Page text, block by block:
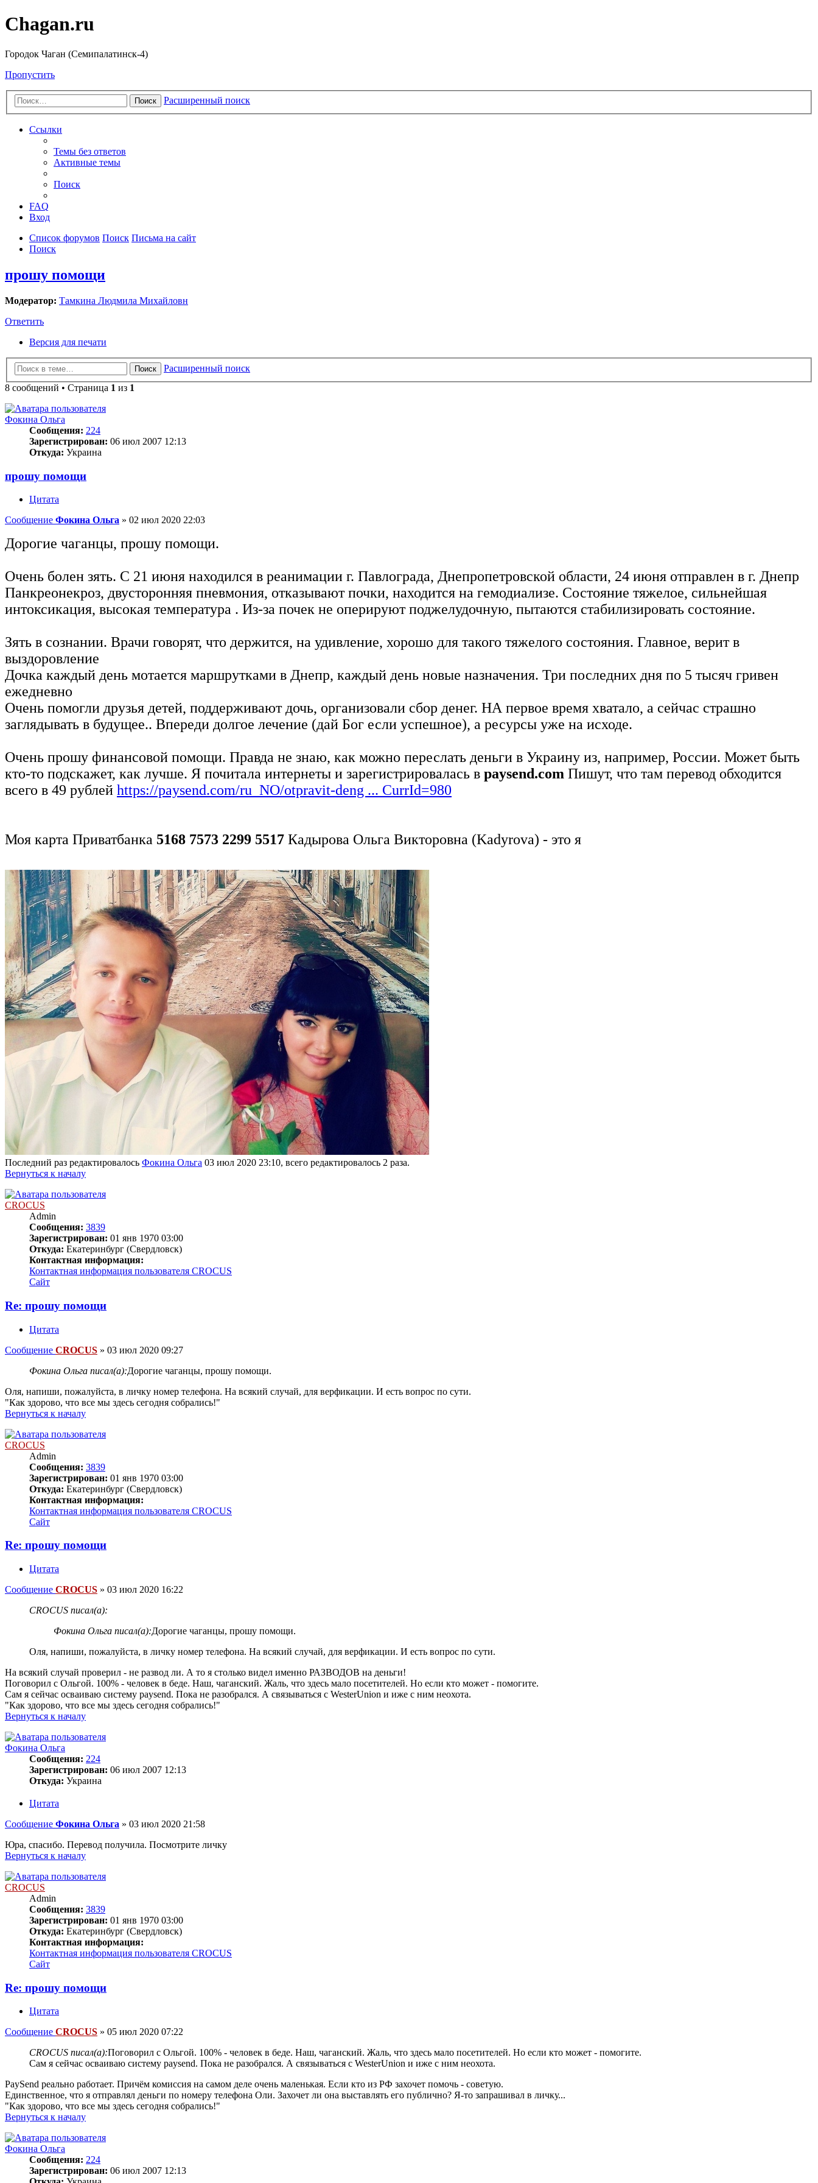
Chagan.ru
Городок Чаган (Семипалатинск-4)
Пропустить
Поиск Расширенный поиск
Ссылки
Темы без ответов
Активные темы
Поиск
FAQ
Вход
Список форумов Поиск Письма на сайт
Поиск
прошу помощи
Модератор: Тамкина Людмила Михайловн
Ответить
Версия для печати
Поиск
Расширенный поиск
8 сообщений • Страница 1 из 1
Фокина Ольга
Сообщения: 224
Зарегистрирован: 06 июл 2007 12:13
Откуда: Украина
прошу помощи
Цитата
Сообщение Фокина Ольга » 02 июл 2020 22:03
Дорогие чаганцы, прошу помощи.
Очень болен зять. С 21 июня находился в реанимации г. Павлограда, Днепропетровской области, 24 июня отправлен в г. Днепр
Панкреонекроз, двусторонняя пневмония, отказывают почки, находится на гемодиализе. Состояние тяжелое, сильнейшая
интоксикация, высокая температура . Из-за почек не оперируют поджелудочную, пытаются стабилизировать состояние.
Зять в сознании. Врачи говорят, что держится, на удивление, хорошо для такого тяжелого состояния. Главное, верит в
выздоровление
Дочка каждый день мотается маршрутками в Днепр, каждый день новые назначения. Три последних дня по 5 тысяч гривен
ежедневно
Очень помогли друзья детей, поддерживают дочь, организовали сбор денег. НА первое время хватало, а сейчас страшно
заглядывать в будущее.. Впереди долгое лечение (дай Бог если успешное), а ресурсы уже на исходе.
Очень прошу финансовой помощи. Правда не знаю, как можно переслать деньги в Украину из, например, России. Может быть
кто-то подскажет, как лучше. Я почитала интернеты и зарегистрировалась в paysend.com Пишут, что там перевод обходится
всего в 49 рублей https://paysend.com/ru_NO/otpravit-deng ... CurrId=980
Моя карта Приватбанка 5168 7573 2299 5517 Кадырова Ольга Викторовна (Kadyrova) - это я
Последний раз редактировалось Фокина Ольга 03 июл 2020 23:10, всего редактировалось 2 раза.
Вернуться к началу
CROCUS
Admin
Сообщения: 3839
Зарегистрирован: 01 янв 1970 03:00
Откуда: Екатеринбург (Свердловск)
Контактная информация:
Контактная информация пользователя CROCUS
Сайт
Re: прошу помощи
Цитата
Сообщение CROCUS » 03 июл 2020 09:27
Фокина Ольга писал(а):Дорогие чаганцы, прошу помощи.
Оля, напиши, пожалуйста, в личку номер телефона. На всякий случай, для верфикации. И есть вопрос по сути.
"Как здорово, что все мы здесь сегодня собрались!"
Вернуться к началу
CROCUS
Admin
Сообщения: 3839
Зарегистрирован: 01 янв 1970 03:00
Откуда: Екатеринбург (Свердловск)
Контактная информация:
Контактная информация пользователя CROCUS
Сайт
Re: прошу помощи
Цитата
Сообщение CROCUS » 03 июл 2020 16:22
CROCUS писал(а):
Фокина Ольга писал(а):Дорогие чаганцы, прошу помощи.
Оля, напиши, пожалуйста, в личку номер телефона. На всякий случай, для верфикации. И есть вопрос по сути.
На всякий случай проверил - не развод ли. А то я столько видел именно РАЗВОДОВ на деньги!
Поговорил с Ольгой. 100% - человек в беде. Наш, чаганский. Жаль, что здесь мало посетителей. Но если кто может - помогите.
Сам я сейчас осваиваю систему paysend. Пока не разобрался. А связываться с WesterUnion и иже с ним неохота.
"Как здорово, что все мы здесь сегодня собрались!"
Вернуться к началу
Фокина Ольга
Сообщения: 224
Зарегистрирован: 06 июл 2007 12:13
Откуда: Украина
Цитата
Сообщение Фокина Ольга » 03 июл 2020 21:58
Юра, спасибо. Перевод получила. Посмотрите личку
Вернуться к началу
CROCUS
Admin
Сообщения: 3839
Зарегистрирован: 01 янв 1970 03:00
Откуда: Екатеринбург (Свердловск)
Контактная информация:
Контактная информация пользователя CROCUS
Сайт
Re: прошу помощи
Цитата
Сообщение CROCUS » 05 июл 2020 07:22
CROCUS писал(а):Поговорил с Ольгой. 100% - человек в беде. Наш, чаганский. Жаль, что здесь мало посетителей. Но если кто может - помогите.
Сам я сейчас осваиваю систему paysend. Пока не разобрался. А связываться с WesterUnion и иже с ним неохота.
PaySend реально работает. Причём комиссия на самом деле очень маленькая. Если кто из РФ захочет помочь - советую.
Единственное, что я отправлял деньги по номеру телефона Оли. Захочет ли она выставлять его публично? Я-то запрашивал в личку...
"Как здорово, что все мы здесь сегодня собрались!"
Вернуться к началу
Фокина Ольга
Сообщения: 224
Зарегистрирован: 06 июл 2007 12:13